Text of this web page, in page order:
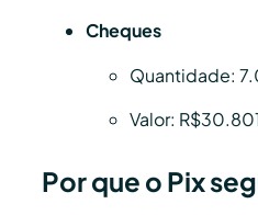
Cheques
Quantidade:
Valor:
Por que o Pix